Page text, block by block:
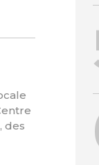
des